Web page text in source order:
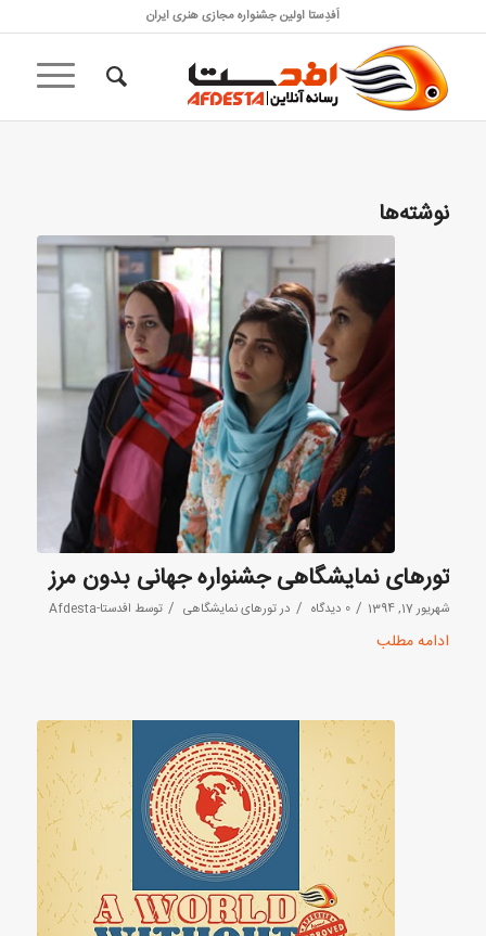
اَفدِستا اولین جشنواره مجازی هنری ایران
نوشته‌ها
تورهای نمایشگاهی جشنواره جهانی بدون مرز
شهریور 17, 1394 / 0 دیدگاه / در تورهای نمایشگاهی / توسط افدستا-Afdesta
ادامه مطلب